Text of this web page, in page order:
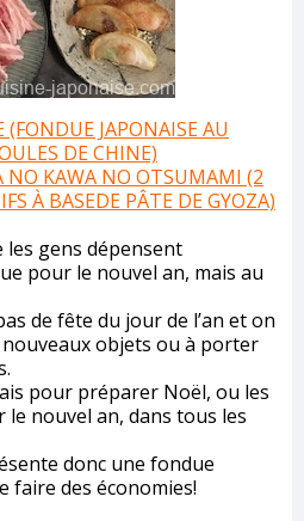
JAPONAISE AU
DE CHINE)
NO KAWA NO OTSUMAMI (2
À BASEDE PÂTE DE GYOZA)
les gens dépensent
pour le nouvel an, mais au
de fête du jour de l’an et on
objets ou à porter
pour préparer Noël, ou les
nouvel an, dans tous les
donc une fondue
faire des économies!